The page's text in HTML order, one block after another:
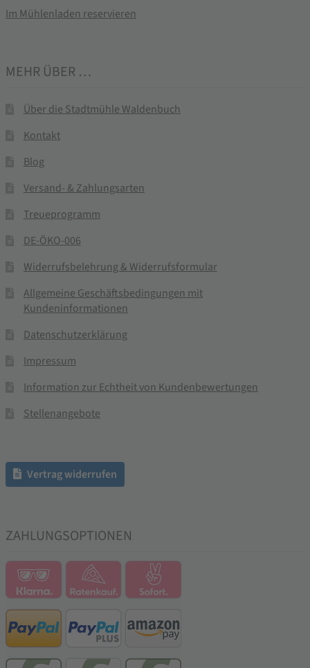
Im Mühlenladen reservieren
MEHR ÜBER …
Über die Stadtmühle Waldenbuch
Kontakt
Blog
Versand- & Zahlungsarten
Treueprogramm
DE-ÖKO-006
Widerrufsbelehrung & Widerrufsformular
Allgemeine Geschäftsbedingungen mit
Kundeninformationen
Datenschutzerklärung
Impressum
Information zur Echtheit von Kundenbewertungen
Stellenangebote
Vertrag widerrufen
ZAHLUNGSOPTIONEN